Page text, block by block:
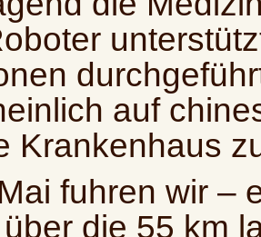
auf
Krankenhaus
fuhren wir –
die 55 km